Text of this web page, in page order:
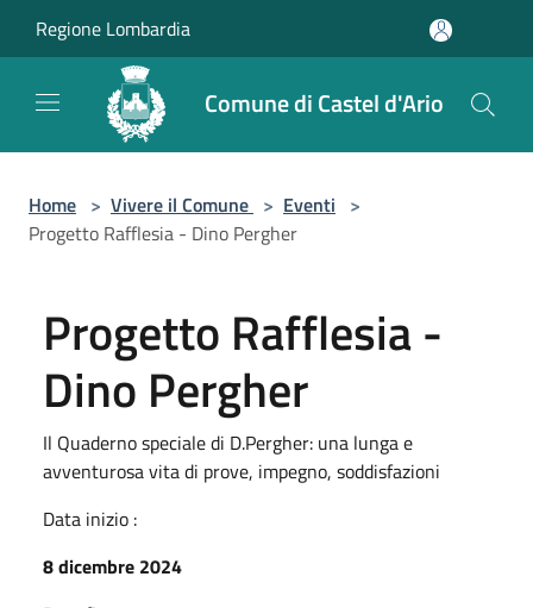
Regione Lombardia
Comune di Castel d'Ario
Home > Vivere il Comune > Eventi >
Progetto Rafflesia - Dino Pergher
Progetto Rafflesia -
Dino Pergher
Il Quaderno speciale di D.Pergher: una lunga e
avventurosa vita di prove, impegno, soddisfazioni
Data inizio :
8 dicembre 2024